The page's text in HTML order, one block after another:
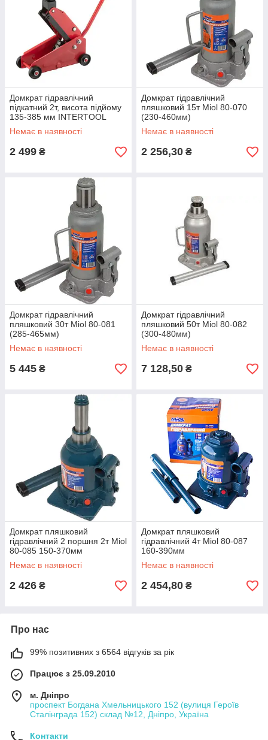
Домкрат гідравлічний
підкатний 2т, висота підйому
135-385 мм INTERTOOL
GT0108
Немає в наявності
2 499 ₴
Домкрат гідравлічний
пляшковий 15т Miol 80-070
(230-460мм)
Немає в наявності
2 256,30 ₴
Домкрат гідравлічний
пляшковий 30т Miol 80-081
(285-465мм)
Немає в наявності
5 445 ₴
Домкрат гідравлічний
пляшковий 50т Miol 80-082
(300-480мм)
Немає в наявності
7 128,50 ₴
Домкрат пляшковий
гідравлічний 2 поршня 2т Miol
80-085 150-370мм
Немає в наявності
2 426 ₴
Домкрат пляшковий
гідравлічний 4т Miol 80-087
160-390мм
Немає в наявності
2 454,80 ₴
Про нас
99% позитивних з 6564 відгуків за рік
Працює з 25.09.2010
м. Дніпро
проспект Богдана Хмельницького 152 (вулиця Героїв
Сталінграда 152) склад №12, Дніпро, Україна
Контакти